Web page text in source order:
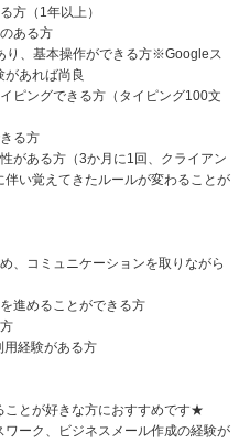
方（1年以上）
ある方
り、基本操作ができる方※Googleス
があれば尚良
ピングできる方（タイピング100文
きる方
がある方（3か月に1回、クライアン
伴い覚えてきたルールが変わることが
、コミュニケーションを取りながら
進めることができる方
経験がある方
ことが好きな方におすすめです★
ーク、ビジネスメール作成の経験が